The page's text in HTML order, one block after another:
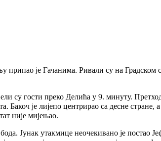
је Гачанима. Ривали су на Градском
су гости преко Делића у 9. минуту.
Бакоч је лијепо центрирао са десне
није мијењао.
Јунак утакмице неочекивано је постао